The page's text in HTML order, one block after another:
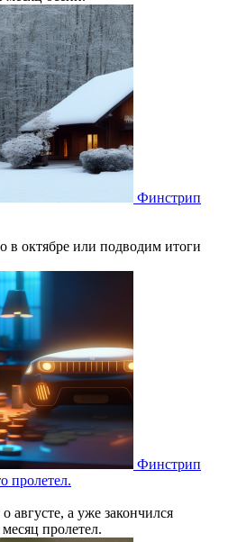
Финстрип
в октябре или подводим итоги
Финстрип
пролетел.
августе, а уже закончился
пролетел.